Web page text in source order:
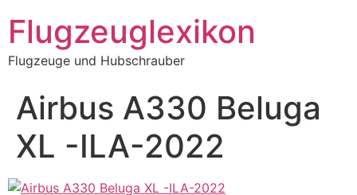
Inhalt
springen
Flugzeuglexikon
Flugzeuge und Hubschrauber
Airbus A330 Beluga
XL -ILA-2022